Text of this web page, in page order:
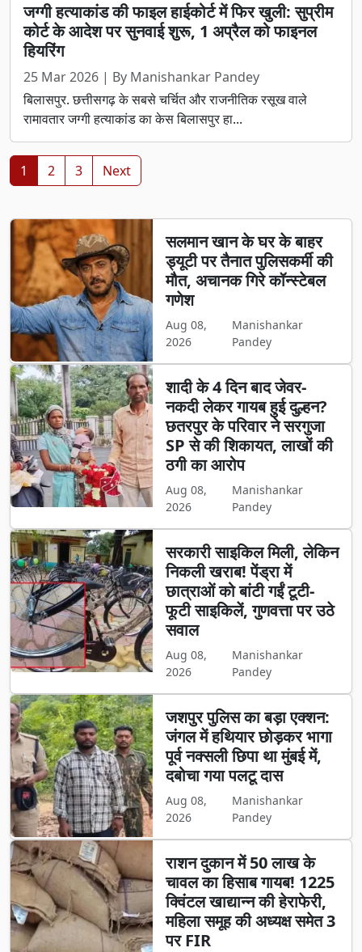
जग्गी हत्याकांड की फाइल हाईकोर्ट में फिर खुली: सुप्रीम
कोर्ट के आदेश पर सुनवाई शुरू, 1 अप्रैल को फाइनल
हियरिंग
25 Mar 2026 | By Manishankar Pandey
बिलासपुर. छत्तीसगढ़ के सबसे चर्चित और राजनीतिक रसूख वाले
रामावतार जग्गी हत्याकांड का केस बिलासपुर हा...
1 2 3 Next
सलमान खान के घर के बाहर
ड्यूटी पर तैनात पुलिसकर्मी की
मौत, अचानक गिरे कॉन्स्टेबल
गणेश
Aug 08,
2026
Manishankar
Pandey
शादी के 4 दिन बाद जेवर-
नकदी लेकर गायब हुई दुल्हन?
छतरपुर के परिवार ने सरगुजा
SP से की शिकायत, लाखों की
ठगी का आरोप
Aug 08,
2026
Manishankar
Pandey
सरकारी साइकिल मिली, लेकिन
निकली खराब! पेंड्रा में
छात्राओं को बांटी गईं टूटी-
फूटी साइकिलें, गुणवत्ता पर उठे
सवाल
Aug 08,
2026
Manishankar
Pandey
जशपुर पुलिस का बड़ा एक्शन:
जंगल में हथियार छोड़कर भागा
पूर्व नक्सली छिपा था मुंबई में,
दबोचा गया पलटू दास
Aug 08,
2026
Manishankar
Pandey
राशन दुकान में 50 लाख के
चावल का हिसाब गायब! 1225
क्विंटल खाद्यान्न की हेराफेरी,
महिला समूह की अध्यक्ष समेत 3
पर FIR